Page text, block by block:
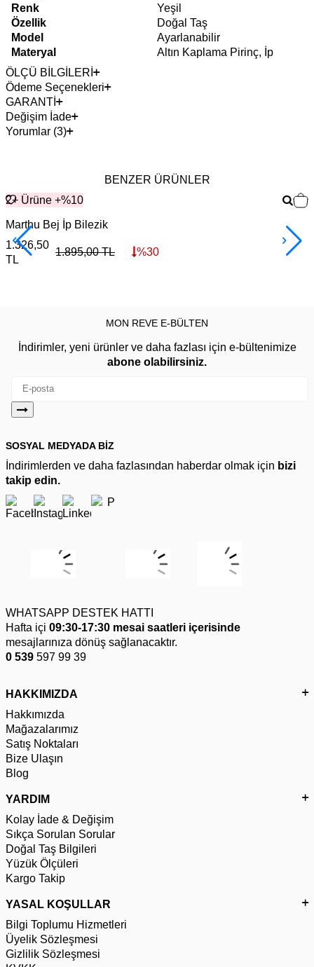
Renk
Yeşil
Özellik
Doğal Taş
Model
Ayarlanabilir
Materyal
Altın Kaplama Pirinç, İp
ÖLÇÜ BİLGİLERİ
Ödeme Seçenekleri
GARANTİ
Değişim İade
Yorumlar (3)
BENZER ÜRÜNLER
2+ Ürüne +%10
Marthu Bej İp Bilezik
1.326,50
TL
1.895,00TL %30
MON REVE E-BÜLTEN
İndirimler, yeni ürünler ve daha fazlası için e-bültenimize
abone olabilirsiniz.
SOSYAL MEDYADA BİZ
İndirimlerden ve daha fazlasından haberdar olmak için bizi
takip edin.
WHATSAPP DESTEK HATTI
Hafta içi 09:30-17:30 mesai saatleri içerisinde
mesajlarınıza dönüş sağlanacaktır.
0 539 597 99 39
HAKKIMIZDA
Hakkımızda
Mağazalarımız
Satış Noktaları
Bize Ulaşın
Blog
YARDIM
Kolay İade & Değişim
Sıkça Sorulan Sorular
Doğal Taş Bilgileri
Yüzük Ölçüleri
Kargo Takip
YASAL KOŞULLAR
Bilgi Toplumu Hizmetleri
Üyelik Sözleşmesi
Gizlilik Sözleşmesi